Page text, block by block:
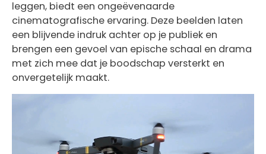
leggen, biedt een ongeëvenaarde
cinematografische ervaring. Deze beelden laten
een blijvende indruk achter op je publiek en
brengen een gevoel van epische schaal en drama
met zich mee dat je boodschap versterkt en
onvergetelijk maakt.